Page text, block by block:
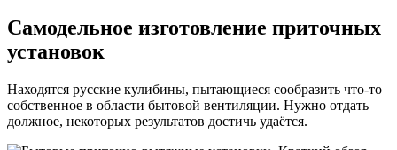
Самодельное изготовление приточных
установок
Находятся русские кулибины, пытающиеся сообразить что-то
собственное в области бытовой вентиляции. Нужно отдать
должное, некоторых результатов достичь удаётся.